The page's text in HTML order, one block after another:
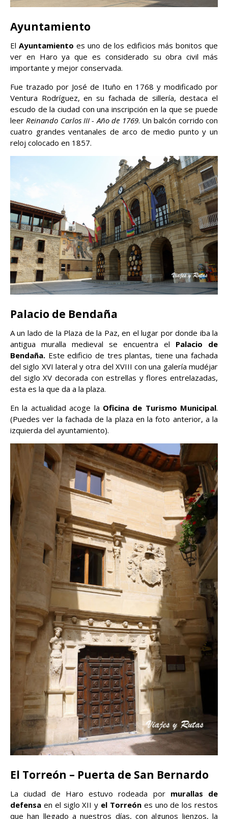
Ayuntamiento
El Ayuntamiento es uno de los edificios más bonitos que
ver en Haro ya que es considerado su obra civil más
importante y mejor conservada.
Fue trazado por José de Ituño en 1768 y modificado por
Ventura Rodríguez, en su fachada de sillería, destaca el
escudo de la ciudad con una inscripción en la que se puede
leer Reinando Carlos III - Año de 1769. Un balcón corrido con
cuatro grandes ventanales de arco de medio punto y un
reloj colocado en 1857.
Palacio de Bendaña
A un lado de la Plaza de la Paz, en el lugar por donde iba la
antigua muralla medieval se encuentra el Palacio de
Bendaña. Este edificio de tres plantas, tiene una fachada
del siglo XVI lateral y otra del XVIII con una galería mudéjar
del siglo XV decorada con estrellas y flores entrelazadas,
esta es la que da a la plaza.
En la actualidad acoge la Oficina de Turismo Municipal.
(Puedes ver la fachada de la plaza en la foto anterior, a la
izquierda del ayuntamiento).
El Torreón – Puerta de San Bernardo
La ciudad de Haro estuvo rodeada por murallas de
defensa en el siglo XII y el Torreónes uno de los restos
que han llegado a nuestros días, con algunos lienzos, la